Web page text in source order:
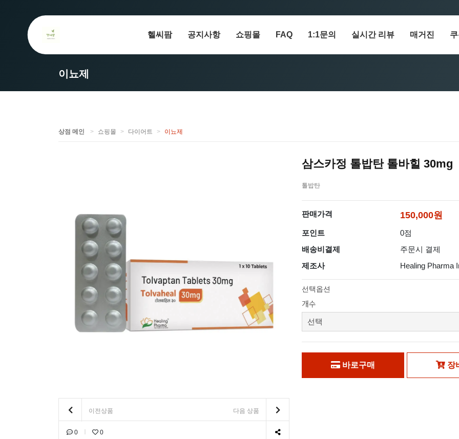
헬씨팜 공지사항 쇼핑몰 FAQ 1:1문의 실시간 리뷰 매거진
이뇨제
상점 메인 쇼핑몰 다이어트 이뇨제
이전상품 다음 상품
0 0
삼스카정 톨밥탄 톨바힐 30mg
톨밥탄
판매가격 150,000원
포인트
0점
배송비결제
주문시 결제
제조사
Healing Pharma
선택옵션
개수
바로구매 장